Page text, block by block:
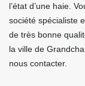
l’état d’une haie.
société spécialiste
de très bonne
la ville de
nous contacter.